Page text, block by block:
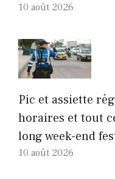
10 août 2026
Pic et assiette
horaires et tout
long week-end
10 août 2026